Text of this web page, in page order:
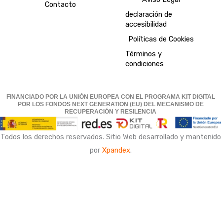
Contacto
declaración de
accesibilidad
Políticas de Cookies
Términos y
condiciones
FINANCIADO POR LA UNIÓN EUROPEA CON EL PROGRAMA KIT DIGITAL
POR LOS FONDOS NEXT GENERATION (EU) DEL MECANISMO DE
RECUPERACIÓN Y RESILENCIA
Todos los derechos reservados. Sitio Web desarrollado y mantenido
por Xpandex.